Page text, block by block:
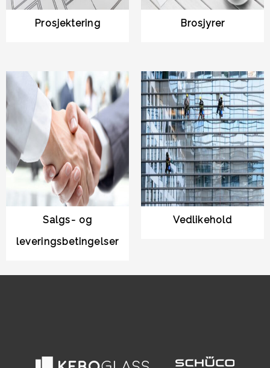
Prosjektering Brosjyrer
Salgs- og
leveringsbetingelser
Vedlikehold